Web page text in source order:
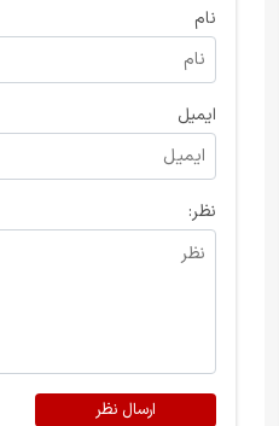
نام
ایمیل
نظر:
ارسال نظر